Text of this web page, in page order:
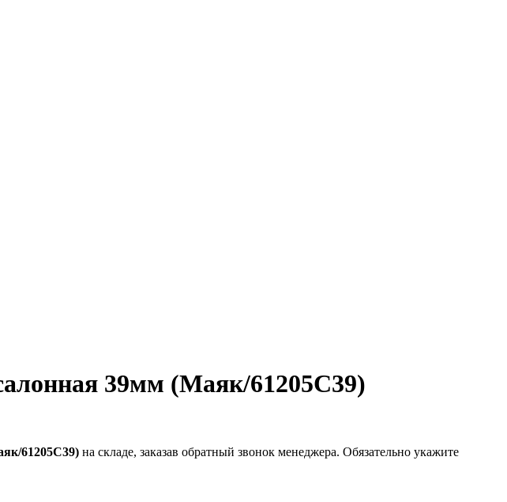
39мм (Маяк/61205C39)
61205C39) на складе, заказав обратный звонок менеджера. Обязательно укажите